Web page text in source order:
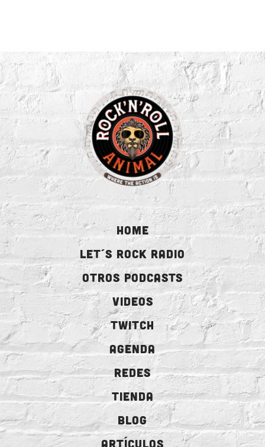
HOME
LET´S ROCK RADIO
OTROS PODCASTS
VIDEOS
TWITCH
AGENDA
REDES
TIENDA
BLOG
ARTÍCULOS